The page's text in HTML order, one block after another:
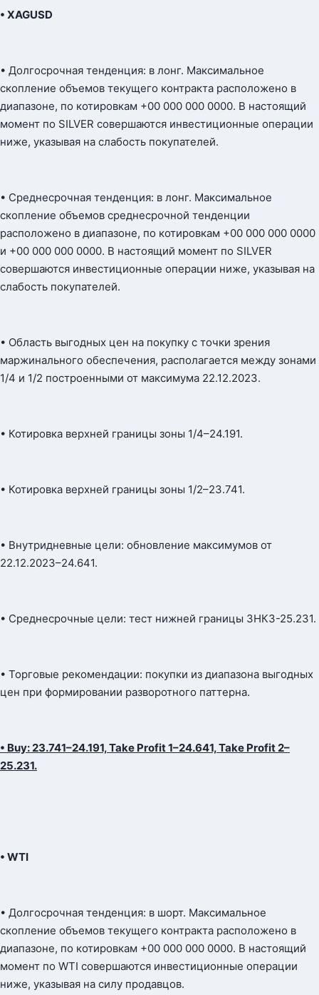
• XAGUSD
• Долгосрочная тенденция: в лонг. Максимальное
скопление объемов текущего контракта расположено в
диапазоне, по котировкам +00 000 000 0000. В настоящий
момент по SILVER совершаются инвестиционные операции
ниже, указывая на слабость покупателей.
• Среднесрочная тенденция: в лонг. Максимальное
скопление объемов среднесрочной тенденции
расположено в диапазоне, по котировкам +00 000 000 0000
и +00 000 000 0000. В настоящий момент по SILVER
совершаются инвестиционные операции ниже, указывая на
слабость покупателей.
• Область выгодных цен на покупку с точки зрения
маржинального обеспечения, располагается между зонами
1/4 и 1/2 построенными от максимума 22.12.2023.
• Котировка верхней границы зоны 1/4–24.191.
• Котировка верхней границы зоны 1/2–23.741.
• Внутридневные цели: обновление максимумов от
22.12.2023–24.641.
• Среднесрочные цели: тест нижней границы ЗНКЗ-25.231.
• Торговые рекомендации: покупки из диапазона выгодных
цен при формировании разворотного паттерна.
• Buy: 23.741–24.191, Take Profit 1–24.641, Take Profit 2–
25.231.
• WTI
• Долгосрочная тенденция: в шорт. Максимальное
скопление объемов текущего контракта расположено в
диапазоне, по котировкам +00 000 000 0000. В настоящий
момент по WTI совершаются инвестиционные операции
ниже, указывая на силу продавцов.